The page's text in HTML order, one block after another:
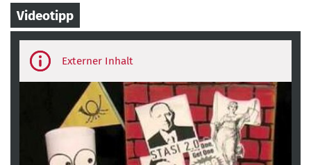
Videotipp
party